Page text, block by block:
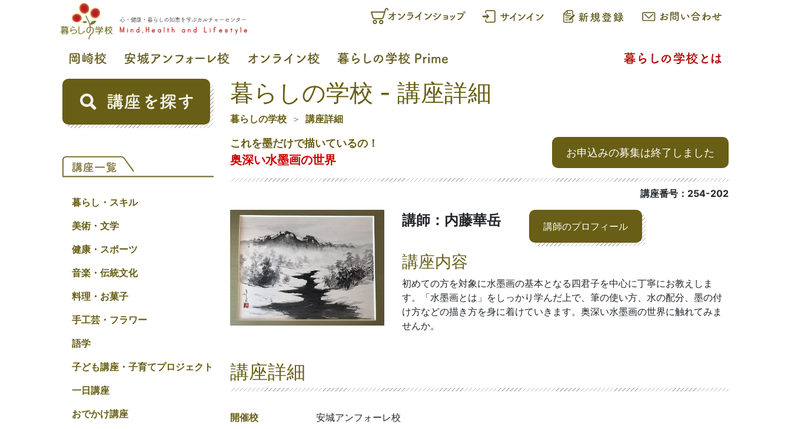
暮らし・スキル
美術・文学
健康・スポーツ
音楽・伝統文化
料理・お菓子
手工芸・フラワー
語学
子ども講座・子育てプロジェクト
一日講座
おでかけ講座
暮らしの学校 - 講座詳細
暮らしの学校 講座詳細
これを墨だけで描いているの！
奥深い水墨画の世界
お申込みの募集は終了しました
講座番号：254-202
講師：内藤華岳 講師のプロフィール
講座内容
初めての方を対象に水墨画の基本となる四君子を中心に丁寧にお教えしま
す。「水墨画とは」をしっかり学んだ上で、筆の使い方、水の配分、墨の付
け方などの描き方を身に着けていきます。奥深い水墨画の世界に触れてみま
せんか。
講座詳細
開催校 安城アンフォーレ校